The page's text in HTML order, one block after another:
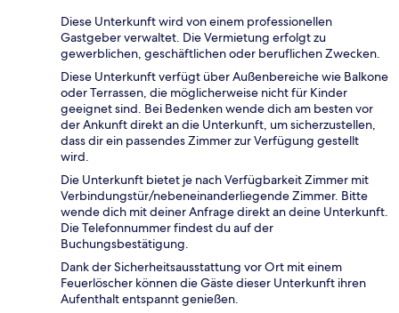
Diese Unterkunft wird von einem professionellen
Gastgeber verwaltet. Die Vermietung erfolgt zu
gewerblichen, geschäftlichen oder beruflichen Zwecken.
Diese Unterkunft verfügt über Außenbereiche wie Balkone
oder Terrassen, die möglicherweise nicht für Kinder
geeignet sind. Bei Bedenken wende dich am besten vor
der Ankunft direkt an die Unterkunft, um sicherzustellen,
dass dir ein passendes Zimmer zur Verfügung gestellt
wird.
Die Unterkunft bietet je nach Verfügbarkeit Zimmer mit
Verbindungstür/nebeneinanderliegende Zimmer. Bitte
wende dich mit deiner Anfrage direkt an deine Unterkunft.
Die Telefonnummer findest du auf der
Buchungsbestätigung.
Dank der Sicherheitsausstattung vor Ort mit einem
Feuerlöscher können die Gäste dieser Unterkunft ihren
Aufenthalt entspannt genießen.